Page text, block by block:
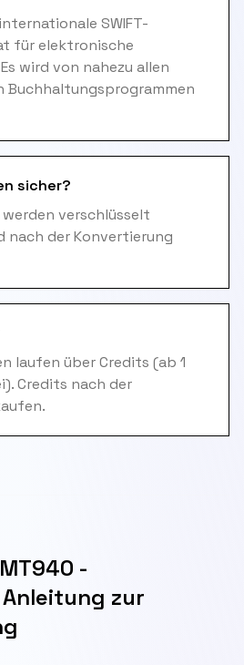
SWIFT-
für elektronische
wird von nahezu allen
Buchhaltungsprogrammen
sicher?
verschlüsselt
nach der Konvertierung
laufen über Credits (ab 1
Credits nach der
-
zur